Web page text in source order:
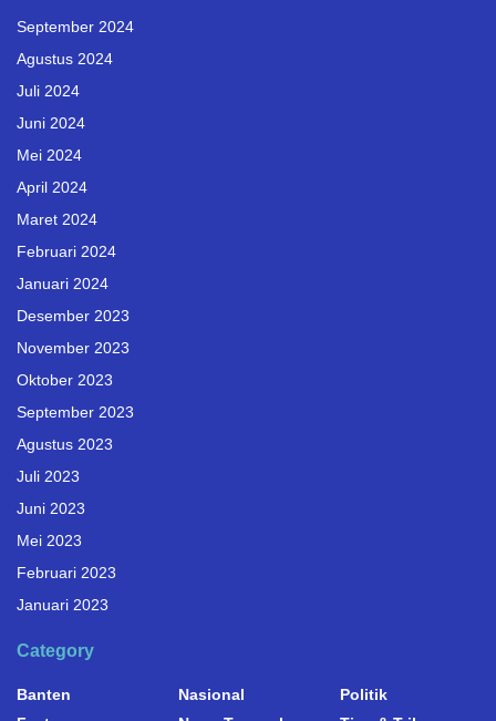
September 2024
Agustus 2024
Juli 2024
Juni 2024
Mei 2024
April 2024
Maret 2024
Februari 2024
Januari 2024
Desember 2023
November 2023
Oktober 2023
September 2023
Agustus 2023
Juli 2023
Juni 2023
Mei 2023
Februari 2023
Januari 2023
Category
Banten
Nasional
Politik